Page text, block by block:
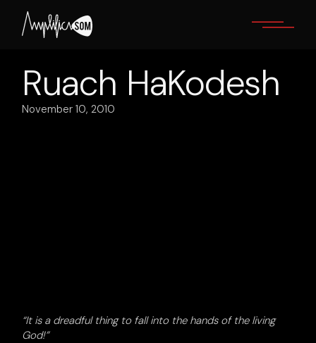
content
Ruach HaKodesh
November 10, 2010
“It is a dreadful thing to fall into the hands of the living
God!”